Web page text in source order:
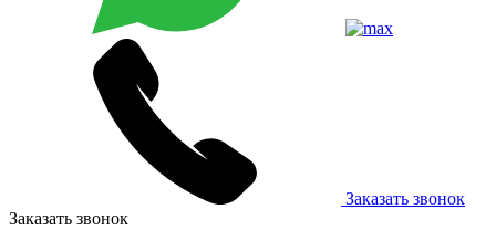
Заказать звонок
Заказать звонок